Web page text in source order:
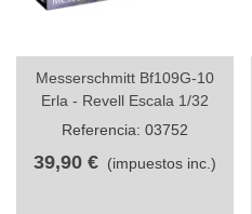
Messerschmitt Bf109G-10
Erla - Revell Escala 1/32
Referencia: 03752
39,90 € (impuestos inc.)